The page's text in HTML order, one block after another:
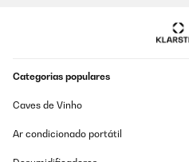
soddisfatto facile da usare,
Categorias populares
Caves de Vinho
Ar condicionado portátil